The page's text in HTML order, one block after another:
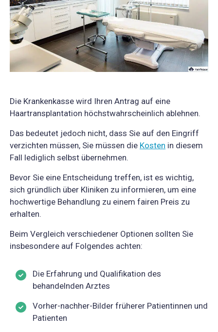
Die Krankenkasse wird Ihren Antrag auf eine
Haartransplantation höchstwahrscheinlich ablehnen.
Das bedeutet jedoch nicht, dass Sie auf den Eingriff
verzichten müssen, Sie müssen die Kosten in diesem
Fall lediglich selbst übernehmen.
Bevor Sie eine Entscheidung treffen, ist es wichtig,
sich gründlich über Kliniken zu informieren, um eine
hochwertige Behandlung zu einem fairen Preis zu
erhalten.
Beim Vergleich verschiedener Optionen sollten Sie
insbesondere auf Folgendes achten:
Die Erfahrung und Qualifikation des
behandelnden Arztes
Vorher-nachher-Bilder früherer Patientinnen und
Patienten